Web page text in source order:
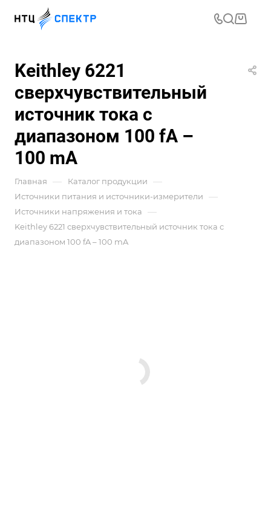
Keithley 6221
сверхчувствительный
источник тока с
диапазоном 100 fA –
100 mA
Главная — Каталог продукции —
Источники питания и источники-измерители —
Источники напряжения и тока —
Keithley 6221 сверхчувствительный источник тока с
диапазоном 100 fA – 100 mA